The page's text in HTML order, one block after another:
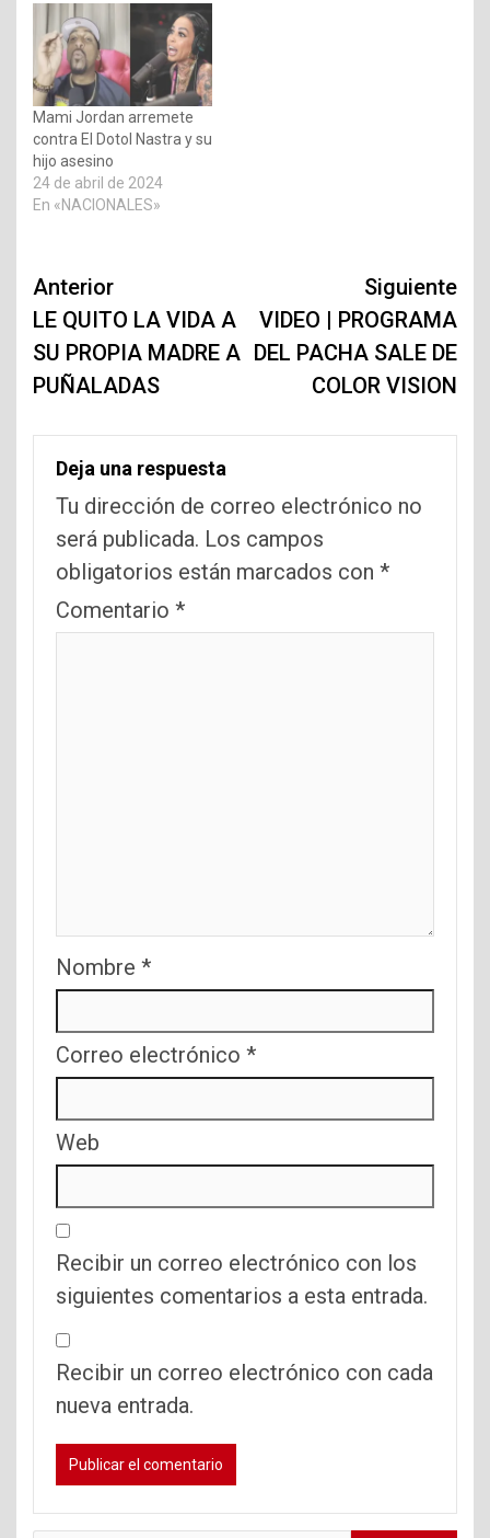
Mami Jordan arremete
contra El Dotol Nastra y su
hijo asesino
24 de abril de 2024
En «NACIONALES»
Navegación
de
entradas
Anterior
LE QUITO LA VIDA A
SU PROPIA MADRE A
PUÑALADAS
Siguiente
VIDEO | PROGRAMA
DEL PACHA SALE DE
COLOR VISION
Deja una respuesta
Tu dirección de correo electrónico no
será publicada. Los campos
obligatorios están marcados con *
Comentario *
Nombre *
Correo electrónico *
Web
Recibir un correo electrónico con los
siguientes comentarios a esta entrada.
Recibir un correo electrónico con cada
nueva entrada.